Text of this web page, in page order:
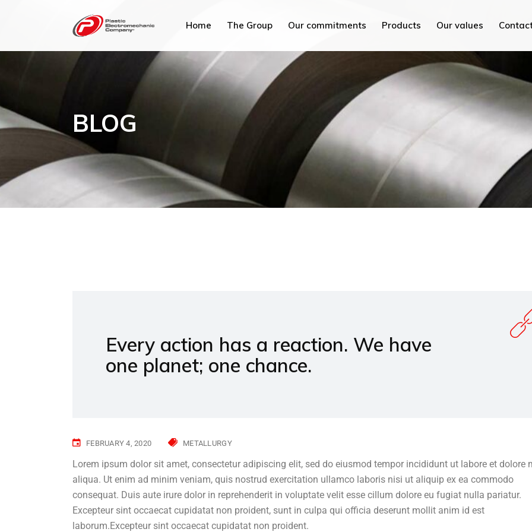
Home The Group
PEC Tunisia
PEC France
PEC MED
Hydrex International
PEC Maroc
Our commitments Products Our values
PEC Tunisia
PEC MED
PEC Plus
Hydrex International
PEC China
PEC Mi
PEC AC
BLOG
Every action has a reaction. We have
one planet; one chance.
FEBRUARY 4, 2020 METALLURGY
Lorem ipsum dolor sit amet, consectetur adipiscing elit, sed do eiusmod tempor incididunt ut labore et dolore
aliqua. Ut enim ad minim veniam, quis nostrud exercitation ullamco laboris nisi ut aliquip ex ea commodo
consequat. Duis aute irure dolor in reprehenderit in voluptate velit esse cillum dolore eu fugiat nulla pariatur.
Excepteur sint occaecat cupidatat non proident, sunt in culpa qui officia deserunt mollit anim id est
laborum.Excepteur sint occaecat cupidatat non proident.